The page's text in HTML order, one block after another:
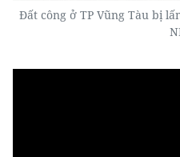
Đất công ở TP Vũng Tàu bị